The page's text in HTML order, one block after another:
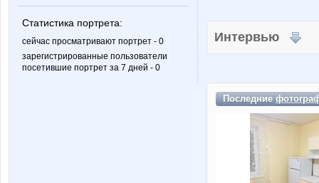
Статистика портрета:
сейчас просматривают портрет - 0
зарегистрированные пользователи
посетившие портрет за 7 дней - 0
Интервью
Последние